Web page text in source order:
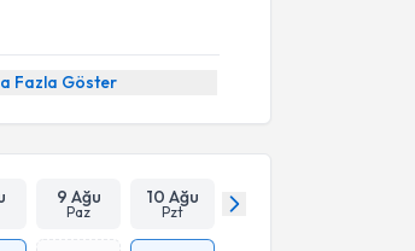
Fazla Göster
9 Ağu
Paz
10 Ağu
Pzt